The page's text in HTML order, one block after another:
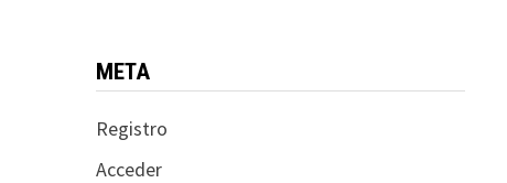
META
Registro
Acceder